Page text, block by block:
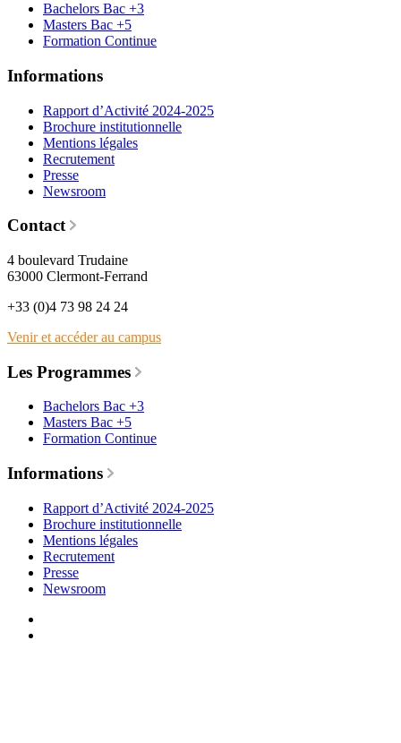
Bachelors Bac +3
Masters Bac +5
Formation Continue
Informations
Rapport d’Activité 2024-2025
Brochure institutionnelle
Mentions légales
Recrutement
Presse
Newsroom
Contact
4 boulevard Trudaine
63000 Clermont-Ferrand
+33 (0)4 73 98 24 24
Venir et accéder au campus
Les Programmes
Bachelors Bac +3
Masters Bac +5
Formation Continue
Informations
Rapport d’Activité 2024-2025
Brochure institutionnelle
Mentions légales
Recrutement
Presse
Newsroom